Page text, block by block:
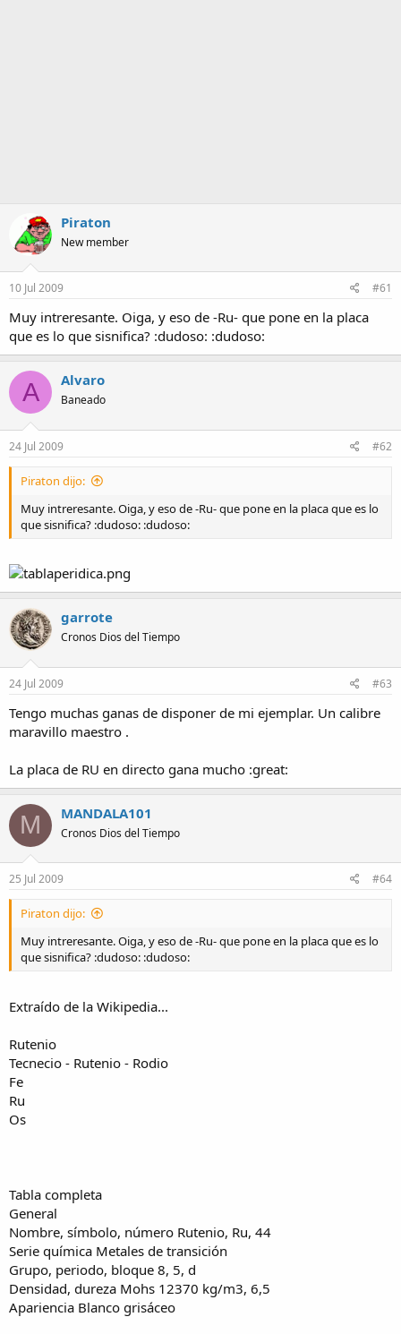
Piraton
New member
10 Jul 2009 #61
Muy intreresante. Oiga, y eso de -Ru- que pone en la placa
que es lo que sisnifica? :dudoso: :dudoso:
A Alvaro
Baneado
24 Jul 2009 #62
Piraton dijo:
Muy intreresante. Oiga, y eso de -Ru- que pone en la placa que es lo
que sisnifica? :dudoso: :dudoso:
garrote
Cronos Dios del Tiempo
24 Jul 2009 #63
Tengo muchas ganas de disponer de mi ejemplar. Un calibre
maravillo maestro .
La placa de RU en directo gana mucho :great:
M MANDALA101
Cronos Dios del Tiempo
25 Jul 2009 #64
Piraton dijo:
Muy intreresante. Oiga, y eso de -Ru- que pone en la placa que es lo
que sisnifica? :dudoso: :dudoso:
Extraído de la Wikipedia...
Rutenio
Tecnecio - Rutenio - Rodio
Fe
Ru
Os
Tabla completa
General
Nombre, símbolo, número Rutenio, Ru, 44
Serie química Metales de transición
Grupo, periodo, bloque 8, 5, d
Densidad, dureza Mohs 12370 kg/m3, 6,5
Apariencia Blanco grisáceo